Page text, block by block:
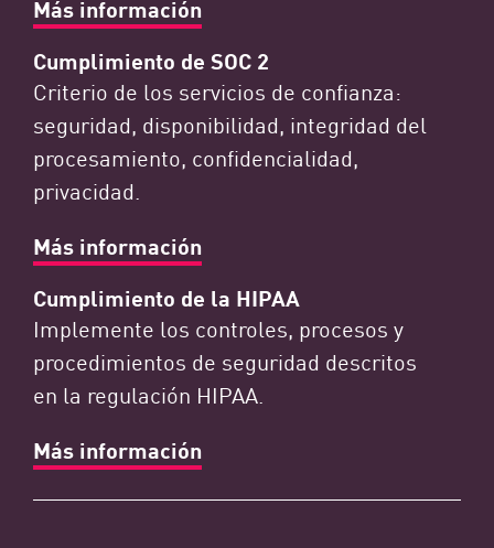
Más información
Cumplimiento de SOC 2
Criterio de los servicios de confianza:
seguridad, disponibilidad, integridad del
procesamiento, confidencialidad,
privacidad.
Más información
Cumplimiento de la HIPAA
Implemente los controles, procesos y
procedimientos de seguridad descritos
en la regulación HIPAA.
Más información